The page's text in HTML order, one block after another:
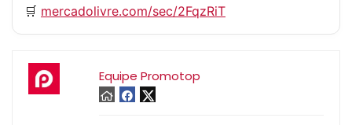
🛒 mercadolivre.com/sec/2FqzRiT
Equipe Promotop